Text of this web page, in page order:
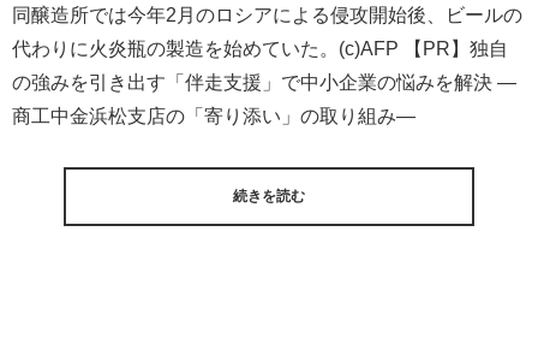
同醸造所では今年2月のロシアによる侵攻開始後、ビールの
代わりに火炎瓶の製造を始めていた。(c)AFP 【PR】独自
の強みを引き出す「伴走支援」で中小企業の悩みを解決 ―
商工中金浜松支店の「寄り添い」の取り組み―
続きを読む